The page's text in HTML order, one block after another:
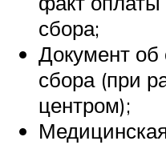
сбора;
Документ об
сбора (при
центром);